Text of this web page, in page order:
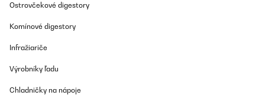
Ostrovčekové digestory
Komínové digestory
Infražiariče
Výrobníky ľadu
Chladničky na nápoje